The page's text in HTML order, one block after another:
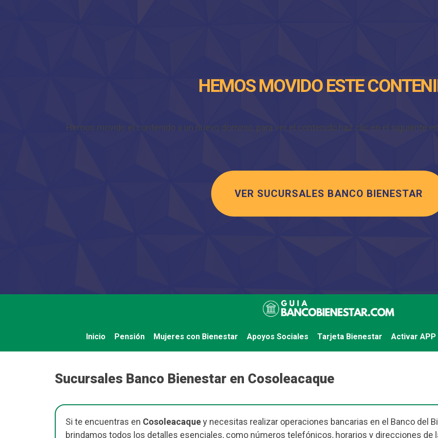
HEMOS MOVIDO ESTE
Hemos movido el contenido a un nuevo dominio, para ver el contenido haz clic en el siguiente
VER SUCURSALES BANCO BIENESTAR
Inicio Pensión Mujeres con Bienestar Apoyos Sociales Tarjeta Bienestar Activar APP
Sucursales Banco Bienestar en Cosoleacaque
Si te encuentras en Cosoleacaquey necesitas realizar operaciones bancarias en el Banco del
brindamos todos los detalles esenciales, como números telefónicos, horarios y direcciones de